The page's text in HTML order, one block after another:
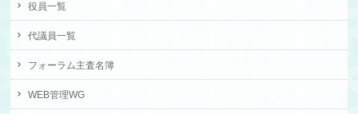
役員一覧
代議員一覧
フォーラム主査名簿
WEB管理WG